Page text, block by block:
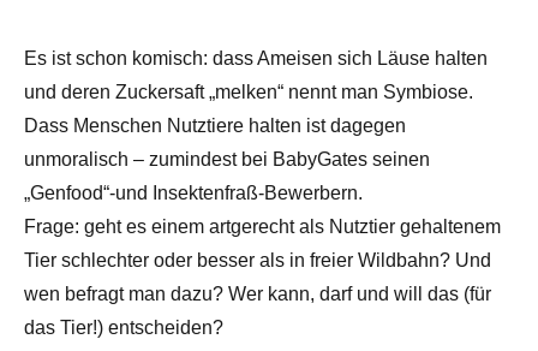
Es ist schon komisch: dass Ameisen sich Läuse halten
und deren Zuckersaft „melken“ nennt man Symbiose.
Dass Menschen Nutztiere halten ist dagegen
unmoralisch – zumindest bei BabyGates seinen
„Genfood“-und Insektenfraß-Bewerbern.
Frage: geht es einem artgerecht als Nutztier gehaltenem
Tier schlechter oder besser als in freier Wildbahn? Und
wen befragt man dazu? Wer kann, darf und will das (für
das Tier!) entscheiden?